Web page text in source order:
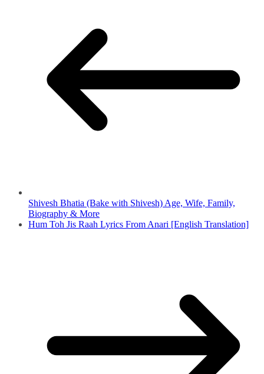
Shivesh Bhatia (Bake with Shivesh) Age, Wife, Family,
Biography & More
Hum Toh Jis Raah Lyrics From Anari [English Translation]